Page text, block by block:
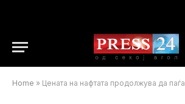
Home » Цената на нафтата продолжува да паѓа